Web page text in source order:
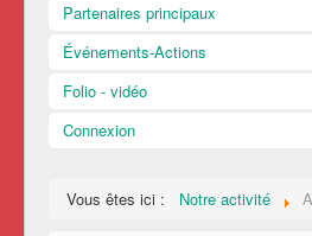
Partenaires principaux
Événements-Actions
Folio - vidéo
Connexion
Vous êtes ici : Notre activité